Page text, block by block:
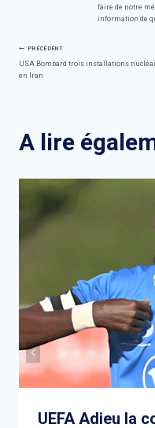
faire de notre
information de
Navigation
PRÉCÉDENT
USA Bombard trois installations
en Iran
A lire
UEFA Adieu la